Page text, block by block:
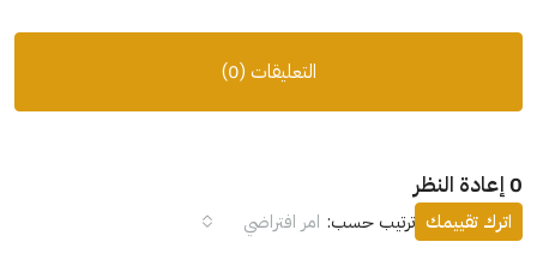
التعليقات (0)
0 إعادة النظر
ترتيب حسب: امر افتراضي اترك تقييمك